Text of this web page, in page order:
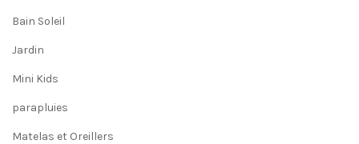
Bain Soleil
Jardin
Mini Kids
parapluies
Matelas et Oreillers